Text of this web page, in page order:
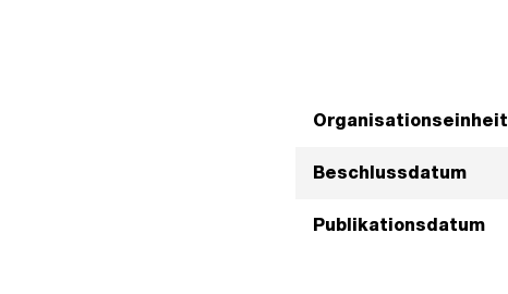
Organisationseinheit
Beschlussdatum
Publikationsdatum